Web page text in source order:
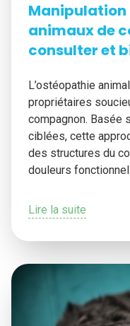
animaux de
consulter et
L’ostéopathie
propriétaires
compagnon. Basée
ciblées, cette
des structures du
douleurs
Lire la suite